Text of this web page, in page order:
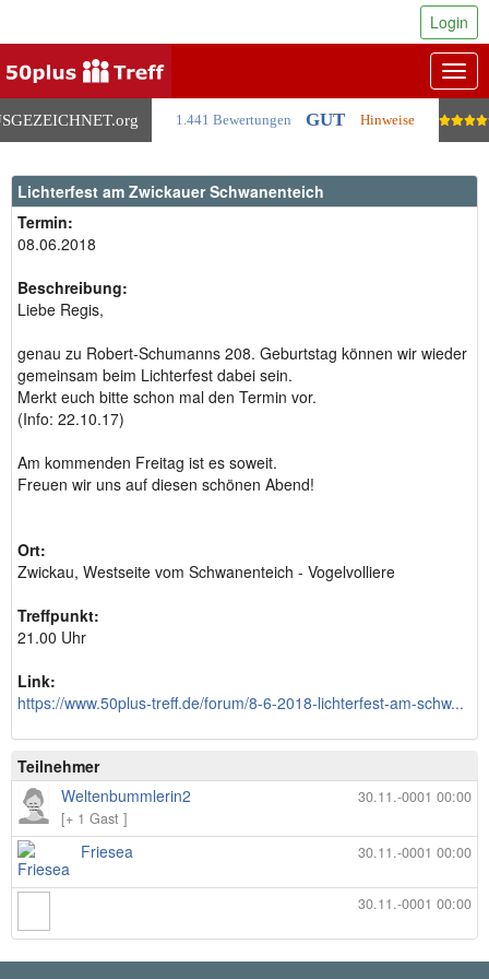
.org 1.441 Bewertungen GUT Hinweise
Login
Lichterfest am Zwickauer Schwanenteich
Termin:
08.06.2018
Beschreibung:
Liebe Regis,
genau zu Robert-Schumanns 208. Geburtstag können wir wieder
gemeinsam beim Lichterfest dabei sein.
Merkt euch bitte schon mal den Termin vor.
(Info: 22.10.17)
Am kommenden Freitag ist es soweit.
Freuen wir uns auf diesen schönen Abend!
Ort:
Zwickau, Westseite vom Schwanenteich - Vogelvolliere
Treffpunkt:
21.00 Uhr
Link:
https://www.50plus-treff.de/forum/8-6-2018-lichterfest-am-schw...
Teilnehmer
30.11.-0001 00:00
Weltenbummlerin2
[+ 1 Gast ]
30.11.-0001 00:00
Friesea
30.11.-0001 00:00